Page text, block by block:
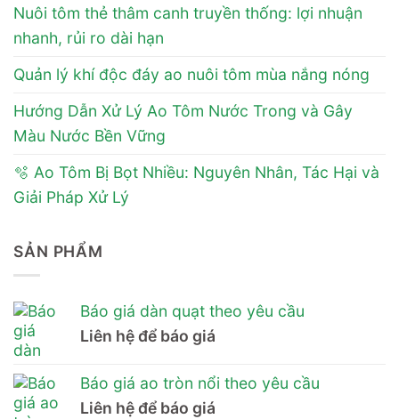
Nuôi tôm thẻ thâm canh truyền thống: lợi nhuận
nhanh, rủi ro dài hạn
Quản lý khí độc đáy ao nuôi tôm mùa nắng nóng
Hướng Dẫn Xử Lý Ao Tôm Nước Trong và Gây
Màu Nước Bền Vững
🫧 Ao Tôm Bị Bọt Nhiều: Nguyên Nhân, Tác Hại và
Giải Pháp Xử Lý
SẢN PHẨM
Báo giá dàn quạt theo yêu cầu
Liên hệ để báo giá
Báo giá ao tròn nổi theo yêu cầu
Liên hệ để báo giá